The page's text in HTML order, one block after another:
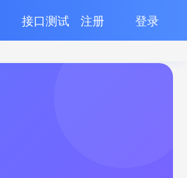
接口测试 注册 登录